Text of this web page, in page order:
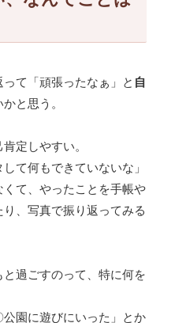
て「頑張ったなぁ」と 自
と思う。
定しやすい。
て何もできていないな」
て、やったことを手帳や
、写真で振り返ってみる
過ごすのって、特に何を
園に遊びにいった」とか